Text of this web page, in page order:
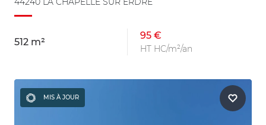
512 m²
95 €
HT HC/m²/an
MIS À JOUR